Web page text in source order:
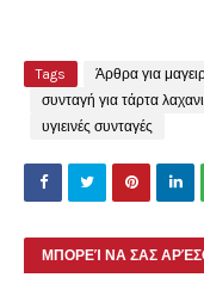
Tags Άρθρα για
συνταγή για τάρτα
υγιεινές συνταγές
ΜΠΟΡΕΊ ΝΑ ΣΑΣ